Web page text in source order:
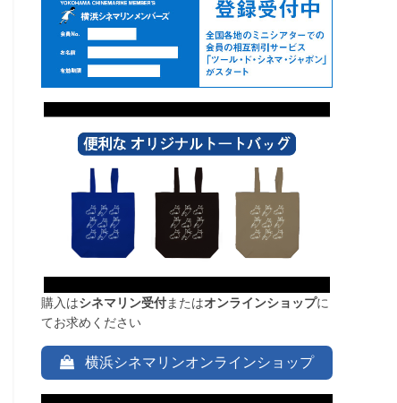
購入はシネマリン受付またはオンラインショップに
てお求めください
横浜シネマリンオンラインショップ